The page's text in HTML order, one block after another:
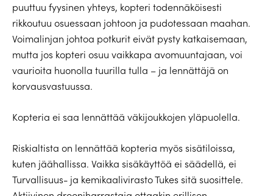
puuttuu fyysinen yhteys, kopteri todennäköisesti
rikkoutuu osuessaan johtoon ja pudotessaan maahan.
Voimalinjan johtoa potkurit eivät pysty katkaisemaan,
mutta jos kopteri osuu vaikkapa avomuuntajaan, voi
vaurioita huonolla tuurilla tulla – ja lennättäjä on
korvausvastuussa.
Kopteria ei saa lennättää väkijoukkojen yläpuolella.
Riskialtista on lennättää kopteria myös sisätiloissa,
kuten jäähallissa. Vaikka sisäkäyttöä ei säädellä, ei
Turvallisuus- ja kemikaalivirasto Tukes sitä suosittele.